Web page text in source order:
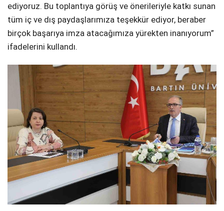
ediyoruz. Bu toplantıya görüş ve önerileriyle katkı sunan
tüm iç ve dış paydaşlarımıza teşekkür ediyor, beraber
birçok başarıya imza atacağımıza yürekten inanıyorum”
ifadelerini kullandı.